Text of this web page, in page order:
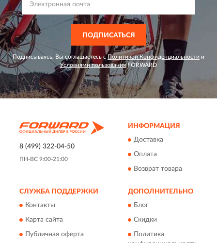
ПОДПИСАТЬСЯ
Подписываясь, Вы соглашаетесь сПолитикой Конфиденциальности и
Условиями пользованияFORWARD
8 (499) 322-04-50
ПН-ВС 9:00-21:00
ИНФОРМАЦИЯ
Доставка
Оплата
Возврат товара
СЛУЖБА ПОДДЕРЖКИ
Контакты
Карта сайта
Публичная оферта
ДОПОЛНИТЕЛЬНО
Блог
Скидки
Политика